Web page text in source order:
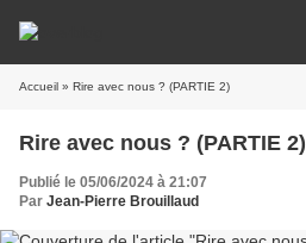
Accueil » Rire avec nous ? (PARTIE 2)
Rire avec nous ? (PARTIE 2)
Publié le 05/06/2024 à 21:07
Par Jean-Pierre Brouillaud